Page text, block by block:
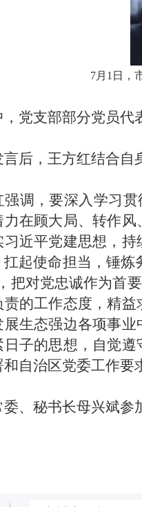
7月1日，
党支部部分党员代
言后，王方红结合自
强调，要深入学习
力在顾大局、转作
习近平党建思想，
扛起使命担当，锤炼
把对党忠诚作为首
责的工作态度，精
展生态强边各项事
日子的思想，自觉
自治区党委工作要
、秘书长母兴斌参